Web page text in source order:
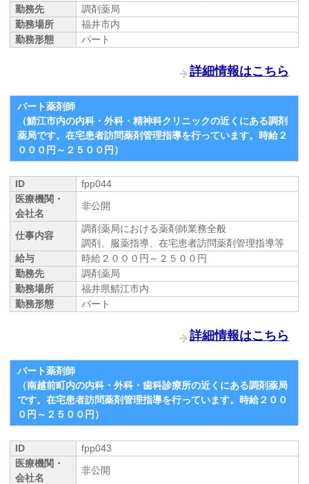
勤務先
調剤薬局
勤務場所
福井市内
勤務形態
パート
詳細情報はこちら
パート薬剤師
（鯖江市内の内科・外科・精神科クリニックの近くにある調剤
薬局です。在宅患者訪問薬剤管理指導を行っています。時給２
０００円～２５００円）
ID
fpp044
医療機関・
会社名
非公開
仕事内容
調剤薬局における薬剤師業務全般
調剤、服薬指導、在宅患者訪問薬剤管理指導等
給与
時給２０００円～２５００円
勤務先
調剤薬局
勤務場所
福井県鯖江市内
勤務形態
パート
詳細情報はこちら
パート薬剤師
（南越前町内の内科・外科・歯科診療所の近くにある調剤薬局
です。在宅患者訪問薬剤管理指導を行っています。時給２００
０円～２５００円）
ID
fpp043
医療機関・
会社名
非公開